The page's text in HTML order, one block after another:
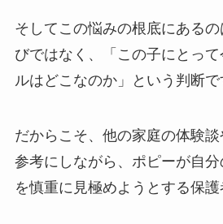
そしてこの悩みの根底にある
びではなく、「この子にとっ
ルはどこなのか」という判断で
だからこそ、他の家庭の体験
参考にしながら、ポピーが自
を慎重に見極めようとする保護